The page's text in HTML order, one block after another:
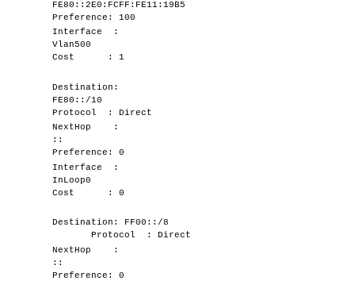
FE80::2E0:FCFF:FE11:19B5
Preference: 100
Interface :
Vlan500
Cost : 1
Destination:
FE80::/10
Protocol : Direct
NextHop :
::
Preference: 0
Interface :
InLoop0
Cost : 0
Destination: FF00::/8
Protocol : Direct
NextHop :
::
Preference: 0